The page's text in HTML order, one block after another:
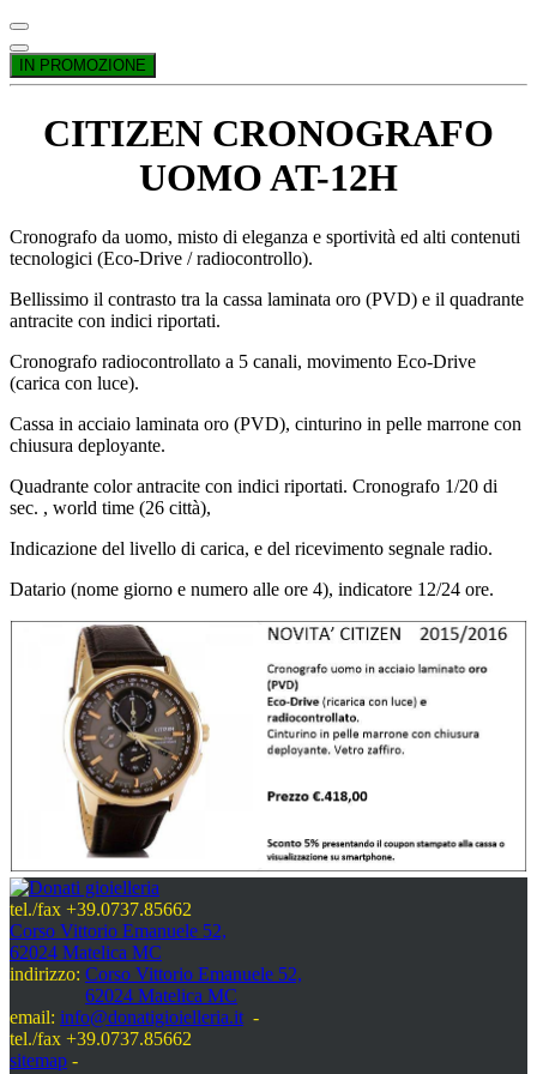
IN PROMOZIONE
CITIZEN CRONOGRAFO
UOMO AT-12H
Cronografo da uomo, misto di eleganza e sportività ed alti contenuti
tecnologici (Eco-Drive / radiocontrollo).
Bellissimo il contrasto tra la cassa laminata oro (PVD) e il quadrante
antracite con indici riportati.
Cronografo radiocontrollato a 5 canali, movimento Eco-Drive
(carica con luce).
Cassa in acciaio laminata oro (PVD), cinturino in pelle marrone con
chiusura deployante.
Quadrante color antracite con indici riportati. Cronografo 1/20 di
sec. , world time (26 città),
Indicazione del livello di carica, e del ricevimento segnale radio.
Datario (nome giorno e numero alle ore 4), indicatore 12/24 ore.
tel./fax +39.0737.85662
Corso Vittorio Emanuele 52,
62024 Matelica MC
indirizzo: Corso Vittorio Emanuele 52,
62024 Matelica MC
email: info@donatigioielleria.it -
tel./fax +39.0737.85662
sitemap -